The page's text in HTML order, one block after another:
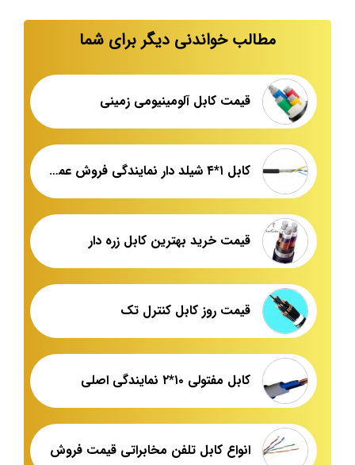
مطالب خواندنی دیگر برای شما
قیمت کابل آلومینیومی زمینی
کابل ۱*۴ شیلد دار نمایندگی فروش عمده
قیمت خرید بهترین کابل زره دار
قیمت روز کابل کنترل تک
کابل مفتولی ۱۰*۲ نمایندگی اصلی
انواع کابل تلفن مخابراتی قیمت فروش